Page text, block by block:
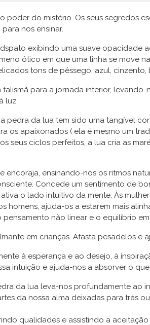
poder do mistério. Os seus segredos
nos ensinar.
exibindo uma suave
ótico em que uma linha se move
tons de pêssego, azul,
talismã para a jornada interior,
luz.
pedra da lua tem sido uma tangível
os apaixonados ( ela é mesmo um
seus ciclos perfeitos, a lua cria as
encoraja, ensinando-nos os ritmos
Concede um sentimento de
o lado intuitivo da mente. Às
homens, ajuda-os a estarem mais
não linear e o equilíbrio
em crianças. Afasta pesadelos e
à esperança e ao desejo, à
intuição e ajuda-nos a absorver o
da lua leva-nos profundamente ao
da nossa alma deixadas para trás
qualidades e assistindo a